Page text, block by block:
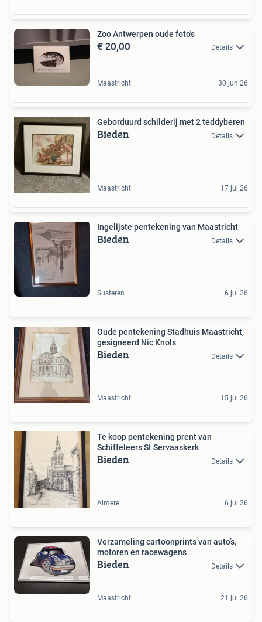
Zoo Antwerpen oude foto's
€ 20,00 Details
Maastricht 30 jun 26
Geborduurd schilderij met 2 teddyberen
Bieden Details
Maastricht 17 jul 26
Ingelijste pentekening van Maastricht
Bieden Details
Susteren 6 jul 26
Oude pentekening Stadhuis Maastricht,
gesigneerd Nic Knols
Bieden Details
Maastricht 15 jul 26
Te koop pentekening prent van
Schiffeleers St Servaaskerk
Bieden Details
Almere 6 jul 26
Verzameling cartoonprints van auto’s,
motoren en racewagens
Bieden Details
Maastricht 21 jul 26